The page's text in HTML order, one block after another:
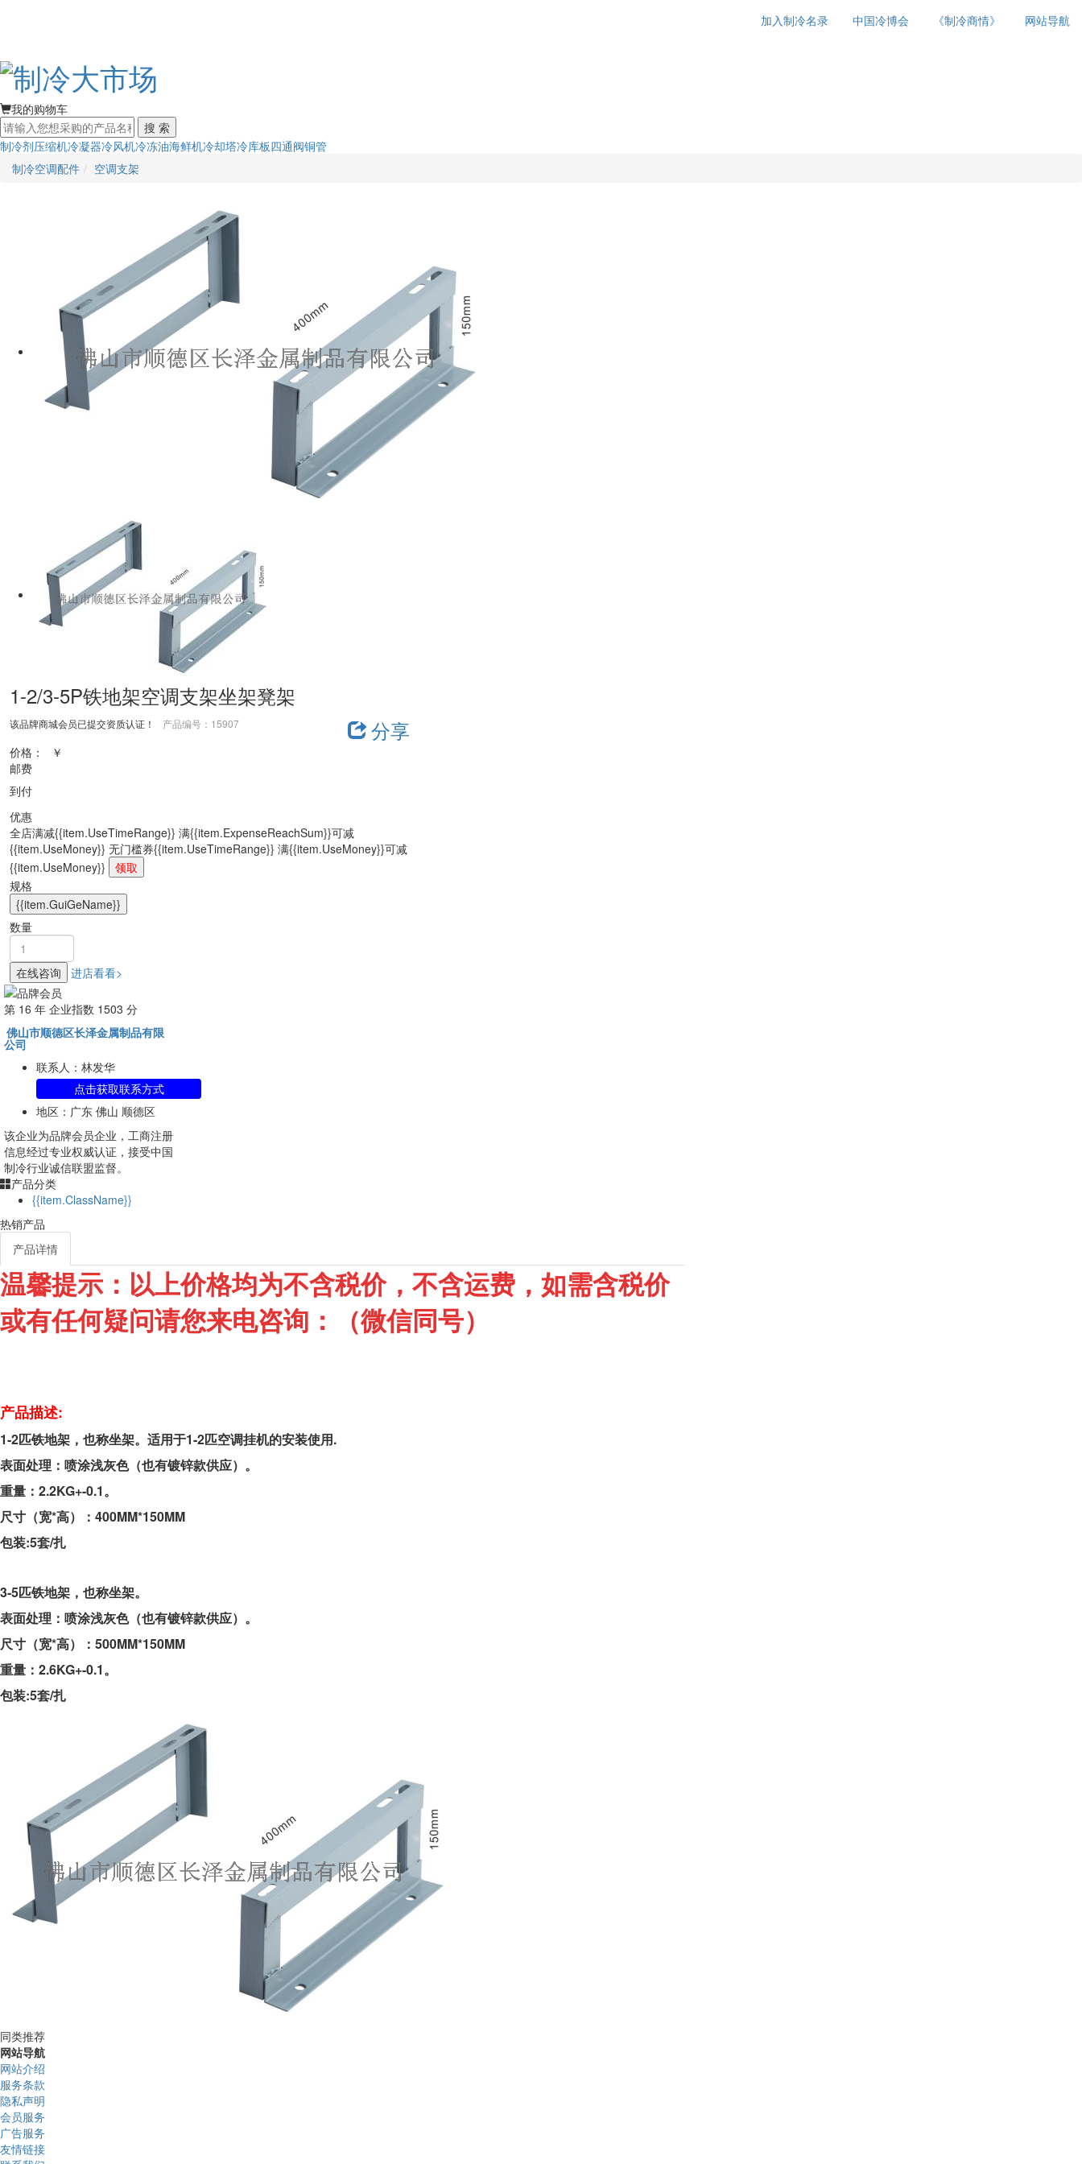
加入制冷名录 中国冷博会 《制冷商情》 网站导航
我的购物车
搜 索
制冷剂压缩机冷凝器冷风机冷冻油海鲜机冷却塔冷库板四通阀铜管
制冷空调配件
空调支架
1-2/3-5P铁地架空调支架坐架凳架
该品牌商城会员已提交资质认证！ 产品编号：15907 分享
价格：
￥
邮费
到付
优惠
全店满减{{item.UseTimeRange}} 满{{item.ExpenseReachSum}}可减
{{item.UseMoney}} 无门槛券{{item.UseTimeRange}} 满{{item.UseMoney}}可减
{{item.UseMoney}}
领取
规格
{{item.GuiGeName}}
数量
在线咨询 进店看看>
第 16 年 企业指数 1503 分
佛山市顺德区长泽金属制品有限
公司
联系人：林发华
点击获取联系方式
地区：广东 佛山 顺德区
该企业为品牌会员企业，工商注册
信息经过专业权威认证，接受中国
制冷行业诚信联盟监督。
产品分类
{{item.ClassName}}
热销产品
产品详情
温馨提示：以上价格均为不含税价，不含运费，如需含税价
或有任何疑问请您来电咨询：（微信同号）
产品描述:
1-2匹铁地架，也称坐架。适用于1-2匹空调挂机的安装使用.
表面处理：喷涂浅灰色（也有镀锌款供应）。
重量：2.2KG+-0.1。
尺寸（宽*高）：400MM*150MM
包装:5套/扎
3-5匹铁地架，也称坐架。
表面处理：喷涂浅灰色（也有镀锌款供应）。
尺寸（宽*高）：500MM*150MM
重量：2.6KG+-0.1。
包装:5套/扎
同类推荐
网站导航
网站介绍
服务条款
隐私声明
会员服务
广告服务
友情链接